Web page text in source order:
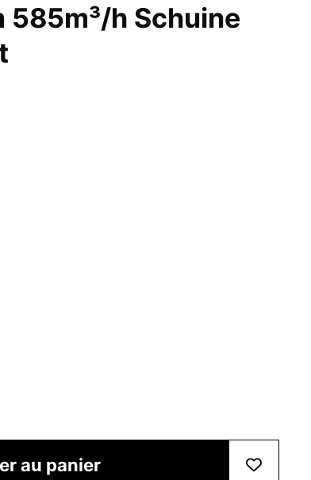
585m³/h Schuine
au panier